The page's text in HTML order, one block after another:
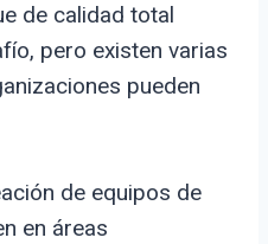
de calidad total
pero existen varias
pueden
de equipos de
en áreas